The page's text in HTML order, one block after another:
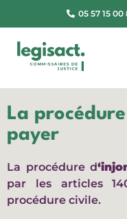
05 57 15 00
La
payer
La procédure d
par les articles
procédure civile.